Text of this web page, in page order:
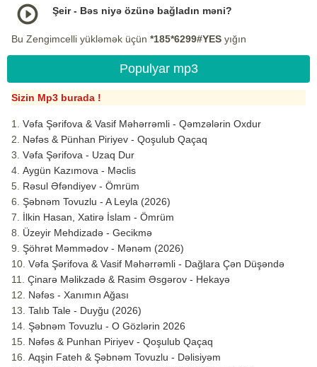
Şeir - Bəs niyə özünə bağladın məni?
Bu Zengimcelli yükləmək üçün *185*6299#YES yığın
Populyar mp3
Sizin Mp3 burada !
Vəfa Şərifova & Vasif Məhərrəmli - Qəmzələrin Oxdur
Nəfəs & Pünhan Piriyev - Qoşulub Qaçaq
Vəfa Şərifova - Uzaq Dur
Aygün Kazımova - Məclis
Rəsul Əfəndiyev - Ömrüm
Şəbnəm Tovuzlu - A Leyla (2026)
İlkin Hasan, Xatirə İslam - Ömrüm
Üzeyir Mehdizadə - Gecikmə
Şöhrət Məmmədov - Mənəm (2026)
Vəfa Şərifova & Vasif Məhərrəmli - Dağlara Çən Düşəndə
Çinarə Məlikzadə & Rasim Əsgərov - Hekayə
Nəfəs - Xanımın Ağası
Talıb Tale - Duyğu (2026)
Şəbnəm Tovuzlu - O Gözlərin 2026
Nəfəs & Punhan Piriyev - Qoşulub Qaçaq
Aqşin Fateh & Şəbnəm Tovuzlu - Dəlisiyəm